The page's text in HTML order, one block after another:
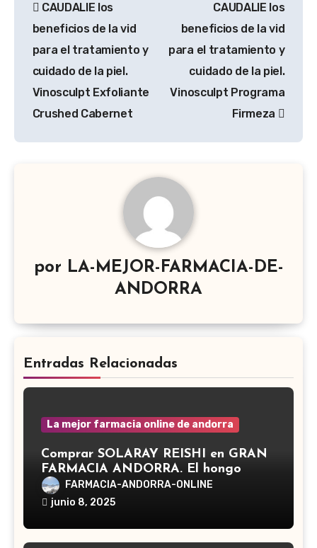
de
entradas
CAUDALIE los
beneficios de la vid
para el tratamiento y
cuidado de la piel.
Vinosculpt Exfoliante
Crushed Cabernet
CAUDALIE los
beneficios de la vid
para el tratamiento y
cuidado de la piel.
Vinosculpt Programa
Firmeza
por LA-MEJOR-FARMACIA-DE-
ANDORRA
Entradas Relacionadas
La mejor farmacia online de andorra
Comprar SOLARAY REISHI en GRAN
FARMACIA ANDORRA. El hongo
Reishi, cuyo nombre científico es
Ganoderma lucidum, es un hongo
en la medicina tradicional asiática
FARMACIA-ANDORRA-ONLINE
junio 8, 2025